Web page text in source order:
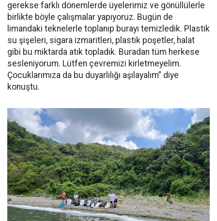
gerekse farklı dönemlerde üyelerimiz ve gönüllülerle
birlikte böyle çalışmalar yapıyoruz. Bugün de
limandaki teknelerle toplanıp burayı temizledik. Plastik
su şişeleri, sigara izmaritleri, plastik poşetler, halat
gibi bu miktarda atık topladık. Buradan tüm herkese
sesleniyorum. Lütfen çevremizi kirletmeyelim.
Çocuklarımıza da bu duyarlılığı aşılayalım” diye
konuştu.